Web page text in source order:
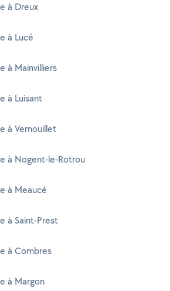
à Dreux
à Lucé
à Mainvilliers
à Luisant
à Vernouillet
à Nogent-le-Rotrou
à Meaucé
à Saint-Prest
à Combres
à Margon